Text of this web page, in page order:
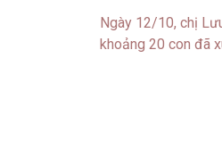
Ngày 12/10, chị
khoảng 20 con đã